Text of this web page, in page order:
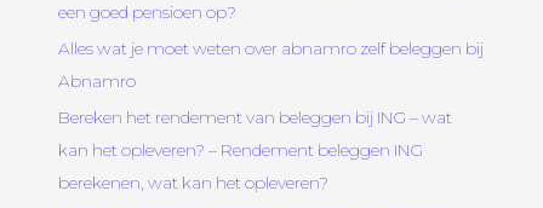
een goed pensioen op?
Alles wat je moet weten over abnamro zelf beleggen bij
Abnamro
Bereken het rendement van beleggen bij ING – wat
kan het opleveren? – Rendement beleggen ING
berekenen, wat kan het opleveren?